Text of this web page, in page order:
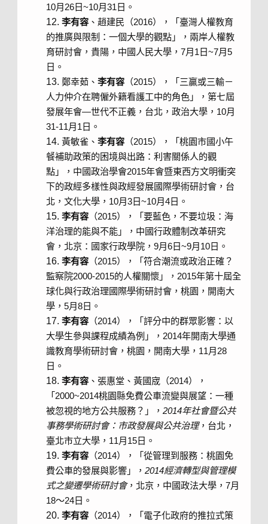
10月26日~10月31日。
李有容、趙建民（2016），「臺灣人權教育
的推廣與限制：一個大學的觀點」，兩岸人權教
育研討會，貴陽，中國人民大學，7月1日~7月5
日。
鄭幸茹、 李有容（2015），「三贏或三輸－
人力仲介在聘僱外籍看護工中的角色」，第七屆
發展年會—世代不正義，台北，政治大學，10月
31-11月1日。
黃敏雀、 李有容（2015），「桃園市國小午
餐補助政策的困境與出路：利害關係人的觀
點」，中國政治學會2015年會暨東西方文明衝突
下的政經多樣性與政經發展國際學術研討會，台
北，文化大學，10月3日~10月4日。
李有容（2015），「要藍色，不要垃圾：海
洋治理的能與不能」，中國行政體制改革研究
會，北京：國家行政學院，9月6日~9月10日。
李有容（2015），「符合潮流或政治正確？
監察院2000-2015的人權關懷」，2015年第十屆全
球化與行政治理國際學術研討會，桃園，開南大
學，5月8日。
李有容（2014），「評分中的群眾影響：以
大學生參與課程成績為例」，2014年開南大學通
識教育學術研討會，桃園，開南大學，11月28
日。
李有容、張惠堂、黃國宬（2014），
「2000~2014桃園縣免費公車流變與展望：一種
被忽視的地方公共服務？」， 2014年社會暨公共
事務學術研討會：市政發展與公共治理，台北，
臺北市立大學，11月15日。
李有容（2014），「從管理到服務：桃園免
費公車的發展與影響」， 2014經濟轉型與管理模
式之變遷學術研討會，北京，中國政法大學，7月
18～24日。
李有容（2014），「電子化政府的推拉式策